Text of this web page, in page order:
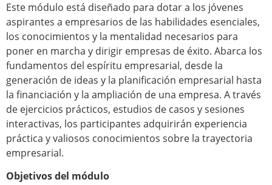
Este módulo está diseñado para dotar a los jóvenes
aspirantes a empresarios de las habilidades esenciales,
los conocimientos y la mentalidad necesarios para
poner en marcha y dirigir empresas de éxito. Abarca los
fundamentos del espíritu empresarial, desde la
generación de ideas y la planificación empresarial hasta
la financiación y la ampliación de una empresa. A través
de ejercicios prácticos, estudios de casos y sesiones
interactivas, los participantes adquirirán experiencia
práctica y valiosos conocimientos sobre la trayectoria
empresarial.
Objetivos del módulo